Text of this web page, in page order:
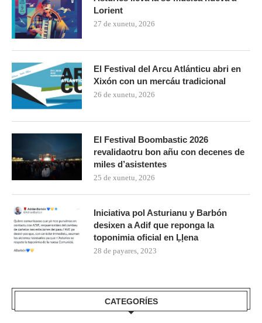
Lorient
27 de xunetu, 2026
El Festival del Arcu Atlánticu abri en
Xixón con un mercáu tradicional
26 de xunetu, 2026
El Festival Boombastic 2026
revalidaotru bon añu con decenes de
miles d’asistentes
25 de xunetu, 2026
Iniciativa pol Asturianu y Barbón
desixen a Adif que reponga la
toponimia oficial en Ḷḷena
28 de payares, 2023
CATEGORÍES